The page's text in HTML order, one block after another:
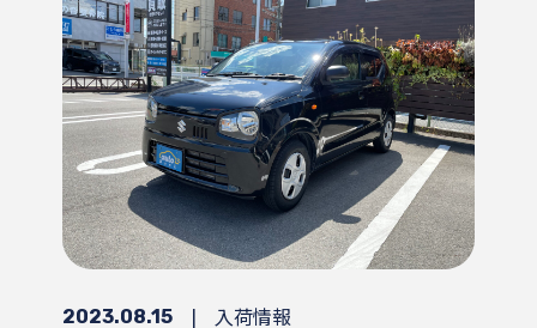
2023.08.15 | 入荷情報